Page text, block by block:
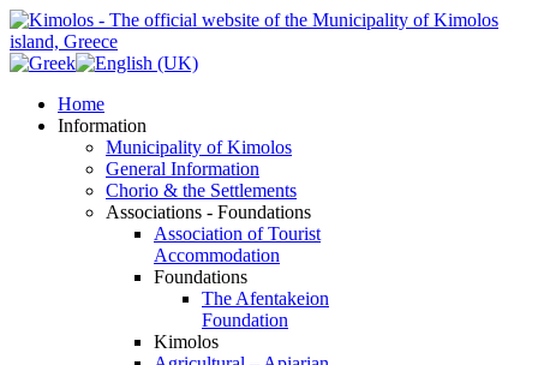
Home
Information
Municipality of Kimolos
General Information
Chorio & the Settlements
Associations - Foundations
Association of Tourist
Accommodation
Foundations
The Afentakeion
Foundation
Kimolos